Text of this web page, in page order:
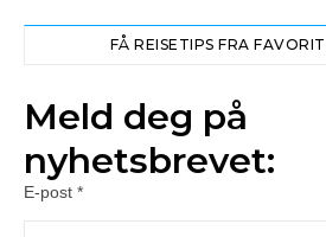
FÅ REISETIPS FRA
Meld deg på
nyhetsbrevet:
E-post *